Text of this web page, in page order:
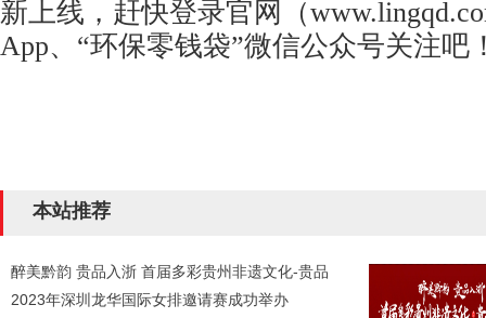
新上线，赶快登录官网（
App、“环保零钱袋”微信公众号关注吧
本站推荐
醉美黔韵 贵品入浙 首届多彩贵州非遗文化-贵品
2023年深圳龙华国际女排邀请赛成功举办